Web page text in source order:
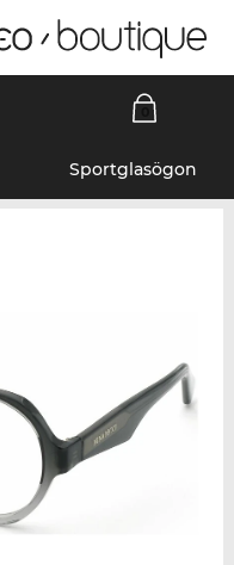
Sportglasögon